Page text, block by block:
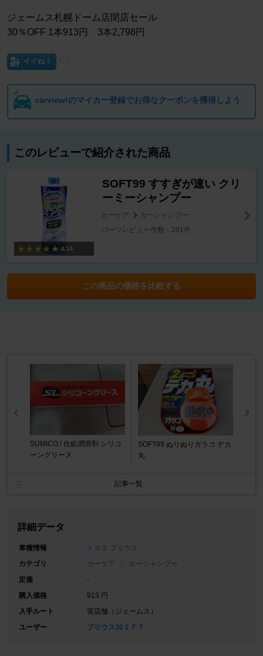
ジェームス札幌ドーム店閉店セール
30％OFF 1本913円 3本2,798円
イイね！
carview!のマイカー登録でお得なクーポンを獲得しよう
このレビューで紹介された商品
4.14
SOFT99 すすぎが速い クリ
ーミーシャンプー
カーケア
カーシャンプー
パーツレビュー件数：281件
この商品の価格を比較する
SUMICO / 住鉱潤滑剤 シリコ
ーングリース
SOFT99 ぬりぬりガラコ デカ
丸
記事一覧
詳細データ
車種情報
トヨタ プリウス
カテゴリ
カーケア
カーシャンプー
定価
-
購入価格
913 円
入手ルート
実店舗（ジェームス）
ユーザー
プリウス30１Ｆ７